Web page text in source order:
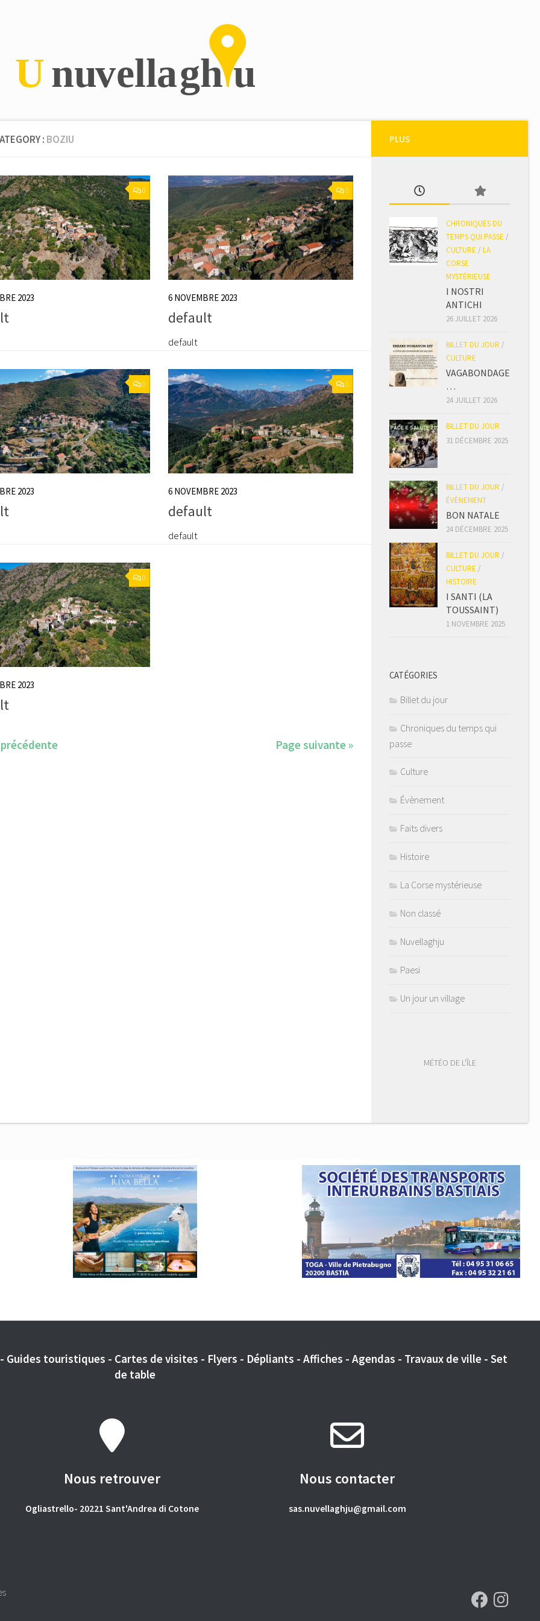
: BOZIU
0
2023
0
6 NOVEMBRE 2023
default
default
0
2023
0
6 NOVEMBRE 2023
default
default
0
2023
précédente Page suivante »
PLUS
CHRONIQUES DU
TEMPS QUI PASSE /
CULTURE / LA
CORSE
MYSTÉRIEUSE
I NOSTRI
ANTICHI
26 JUILLET 2026
BILLET DU JOUR /
CULTURE
VAGABONDAGE
…
24 JUILLET 2026
BILLET DU JOUR
31 DÉCEMBRE 2025
BILLET DU JOUR /
ÉVÈNEMENT
BON NATALE
24 DÉCEMBRE 2025
BILLET DU JOUR /
CULTURE /
HISTOIRE
I SANTI (LA
TOUSSAINT)
1 NOVEMBRE 2025
CATÉGORIES
Billet du jour
Chroniques du temps qui
passe
Culture
Évènement
Faits divers
Histoire
La Corse mystérieuse
Non classé
Nuvellaghju
Paesi
Un jour un village
MÉTÉO DE L'ÎLE
touristiques - Cartes de visites - Flyers - Dépliants - Affiches - Agendas - Travaux de ville - Set
de table
Nous retrouver
Ogliastrello- 20221 Sant'Andrea di Cotone
Nous contacter
sas.nuvellaghju@gmail.com